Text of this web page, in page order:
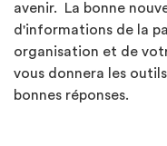
avenir. La bonne
d'informations de la
organisation et de
vous donnera les
bonnes réponses.